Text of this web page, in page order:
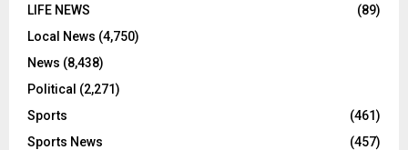
LIFE NEWS
(89)
Local News (4,750)
News (8,438)
Political (2,271)
Sports
(461)
Sports News
(457)